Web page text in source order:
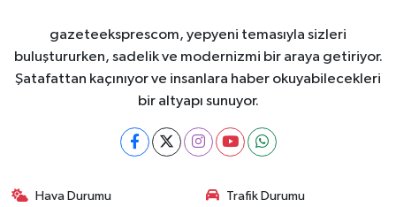
gazeteeksprescom, yepyeni temasıyla sizleri
buluştururken, sadelik ve modernizmi bir araya getiriyor.
Şatafattan kaçınıyor ve insanlara haber okuyabilecekleri
bir altyapı sunuyor.
Hava Durumu Trafik Durumu